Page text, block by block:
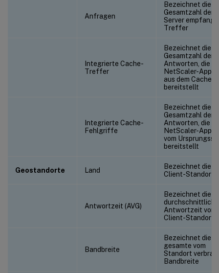
Anfragen
Bezeichnet die
Gesamtzahl der
Server
Treffer
Integrierte Cache-
Treffer
Bezeichnet die
Gesamtzahl der
Antworten, die
NetScaler-
aus dem Cache
bereitstellt
Integrierte Cache-
Fehlgriffe
Bezeichnet die
Gesamtzahl der
Antworten, die
NetScaler-
vom
bereitstellt
Geostandorte Land
Bezeichnet die
Client-Standorte
Antwortzeit (AVG)
Bezeichnet die
durchschnittliche
Antwortzeit vom
Client-Standort
Bandbreite
Bezeichnet die
gesamte vom
Standort
Bandbreite